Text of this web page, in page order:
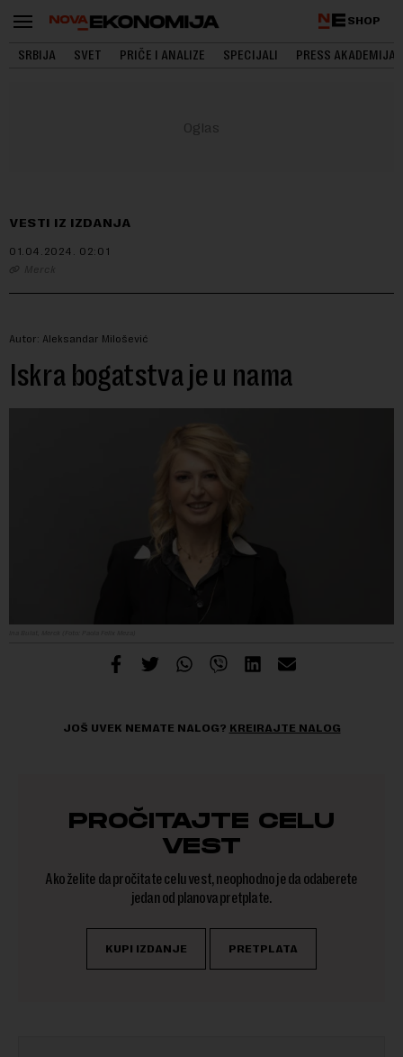
SHOP
SRBIJA SVET PRIČE I ANALIZE SPECIJALI PRESS AKADEMIJA
VESTI IZ IZDANJA
01.04.2024. 02:01
Merck
Autor: Aleksandar Milošević
Iskra bogatstva je u nama
JOŠ UVEK NEMATE NALOG? KREIRAJTE NALOG
PROČITAJTE CELU
VEST
Ako želite da pročitate celu vest, neophodno je da odaberete
jedan od planova pretplate.
KUPI IZDANJE PRETPLATA